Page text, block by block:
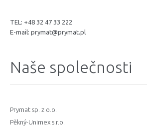
TEL: +48 32 47 33 222
E-mail: prymat@prymat.pl
Naše společnosti
Prymat sp. z o.o.
Pěkný-Unimex s.r.o.